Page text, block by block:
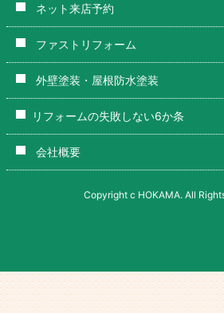
ネット来店予約
ファストリフォーム
外壁塗装・屋根防水塗装
リフォームの失敗しない6か条
会社概要
Copyright c HOKAMA. All